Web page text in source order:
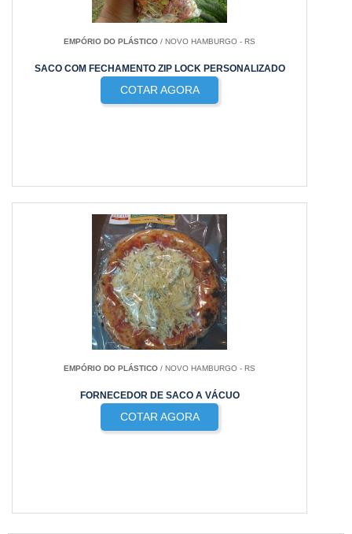
EMPÓRIO DO PLÁSTICO / NOVO HAMBURGO - RS
SACO COM FECHAMENTO ZIP LOCK PERSONALIZADO
COTAR AGORA
EMPÓRIO DO PLÁSTICO / NOVO HAMBURGO - RS
FORNECEDOR DE SACO A VÁCUO
COTAR AGORA